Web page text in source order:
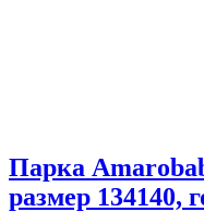
Парка
размер 134140,